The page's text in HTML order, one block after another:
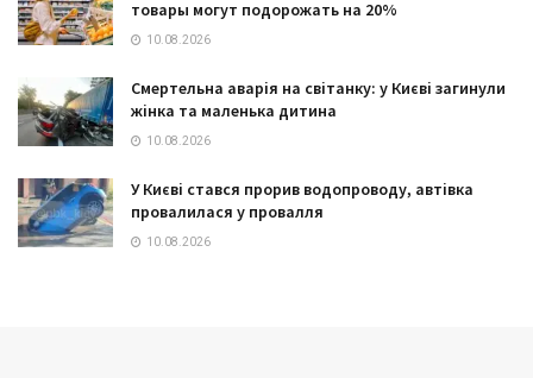
товары могут подорожать на 20%
10.08.2026
Смертельна аварія на світанку: у Києві загинули
жінка та маленька дитина
10.08.2026
У Києві стався прорив водопроводу, автівка
провалилася у провалля
10.08.2026